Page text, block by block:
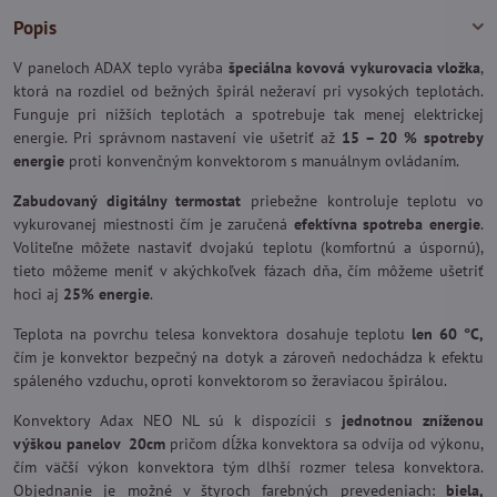
Popis
V paneloch ADAX teplo vyrába špeciálna kovová vykurovacia vložka,
ktorá na rozdiel od bežných špirál nežeraví pri vysokých teplotách.
Funguje pri nižších teplotách a spotrebuje tak menej elektrickej
energie. Pri správnom nastavení vie ušetriť až 15 – 20 % spotreby
energie proti konvenčným konvektorom s manuálnym ovládaním.
Zabudovaný digitálny termostat priebežne kontroluje teplotu vo
vykurovanej miestnosti čím je zaručená efektívna spotreba energie.
Voliteľne môžete nastaviť dvojakú teplotu (komfortnú a úspornú),
tieto môžeme meniť v akýchkoľvek fázach dňa, čím môžeme ušetriť
hoci aj 25% energie.
Teplota na povrchu telesa konvektora dosahuje teplotu len 60 °C,
čím je konvektor bezpečný na dotyk a zároveň nedochádza k efektu
spáleného vzduchu, oproti konvektorom so žeraviacou špirálou.
Konvektory Adax NEO NL sú k dispozícii s jednotnou zníženou
výškou panelov 20cm pričom dĺžka konvektora sa odvíja od výkonu,
čím väčší výkon konvektora tým dlhší rozmer telesa konvektora.
Objednanie je možné v štyroch farebných prevedeniach: biela,